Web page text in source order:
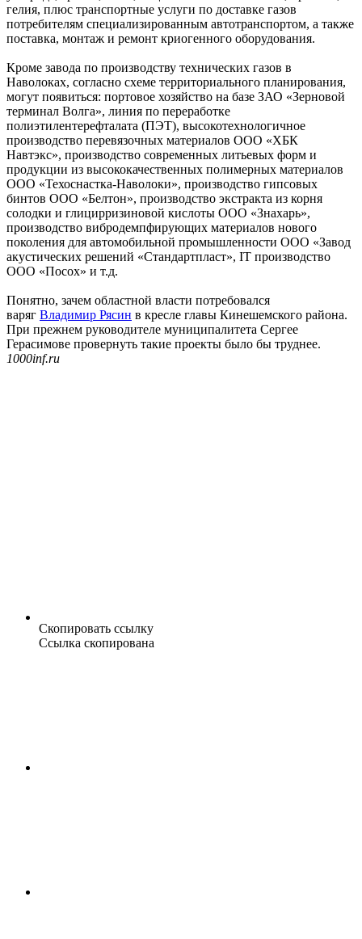
гелия, плюс транспортные услуги по доставке газов
потребителям специализированным автотранспортом, а также
поставка, монтаж и ремонт криогенного оборудования.
Кроме завода по производству технических газов в
Наволоках, согласно схеме территориального планирования,
могут появиться: портовое хозяйство на базе ЗАО «Зерновой
терминал Волга», линия по переработке
полиэтилентерефталата (ПЭТ), высокотехнологичное
производство перевязочных материалов ООО «ХБК
Навтэкс», производство современных литьевых форм и
продукции из высококачественных полимерных материалов
ООО «Техоснастка-Наволоки», производство гипсовых
бинтов ООО «Белтон», производство экстракта из корня
солодки и глицирризиновой кислоты ООО «Знахарь»,
производство вибродемпфирующих материалов нового
поколения для автомобильной промышленности ООО «Завод
акустических решений «Стандартпласт», IT производство
ООО «Посох» и т.д.
Понятно, зачем областной власти потребовался
варяг Владимир Рясин в кресле главы Кинешемского района.
При прежнем руководителе муниципалитета Сергее
Герасимове провернуть такие проекты было бы труднее.
1000inf.ru
Скопировать ссылку
Ссылка скопирована